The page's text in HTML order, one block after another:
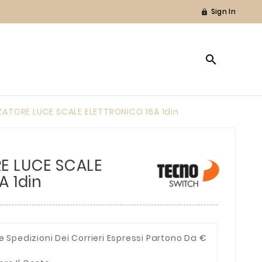
 Sign In

LUCE SCALE ELETTRONICO 16A 1din
LUCE SCALE
1din
Spedizioni Dei Corrieri Espressi Partono Da €